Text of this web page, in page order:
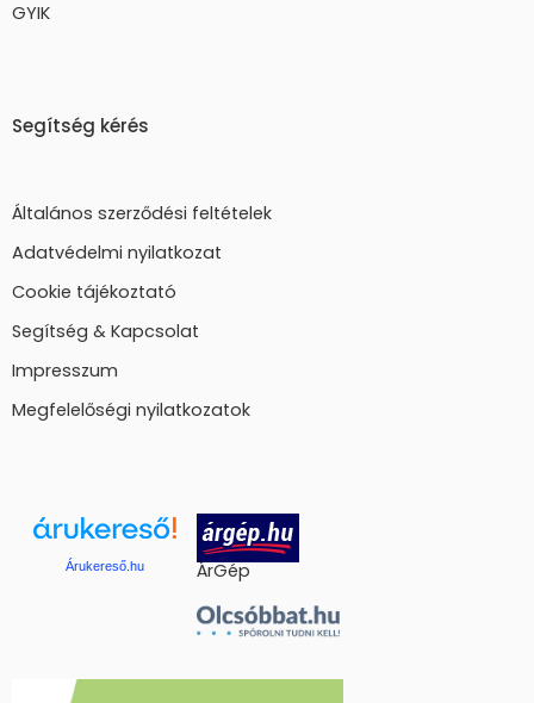
GYIK
Segítség kérés
Általános szerződési feltételek
Adatvédelmi nyilatkozat
Cookie tájékoztató
Segítség & Kapcsolat
Impresszum
Megfelelőségi nyilatkozatok
Árukereső.hu ÁrGép